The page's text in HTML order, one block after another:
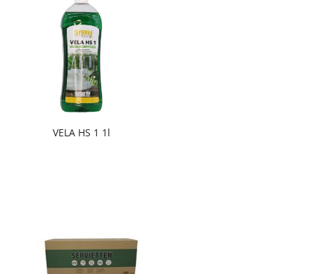
VELA HS 1 1l